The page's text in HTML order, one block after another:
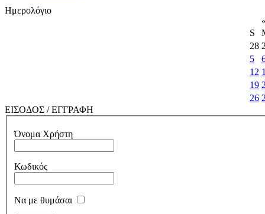
Ημερολόγιο
S
28
5
12
19
26
ΕΙΣΟΔΟΣ / ΕΓΓΡΑΦΗ
Όνομα Χρήστη
Κωδικός
Να με θυμάσαι